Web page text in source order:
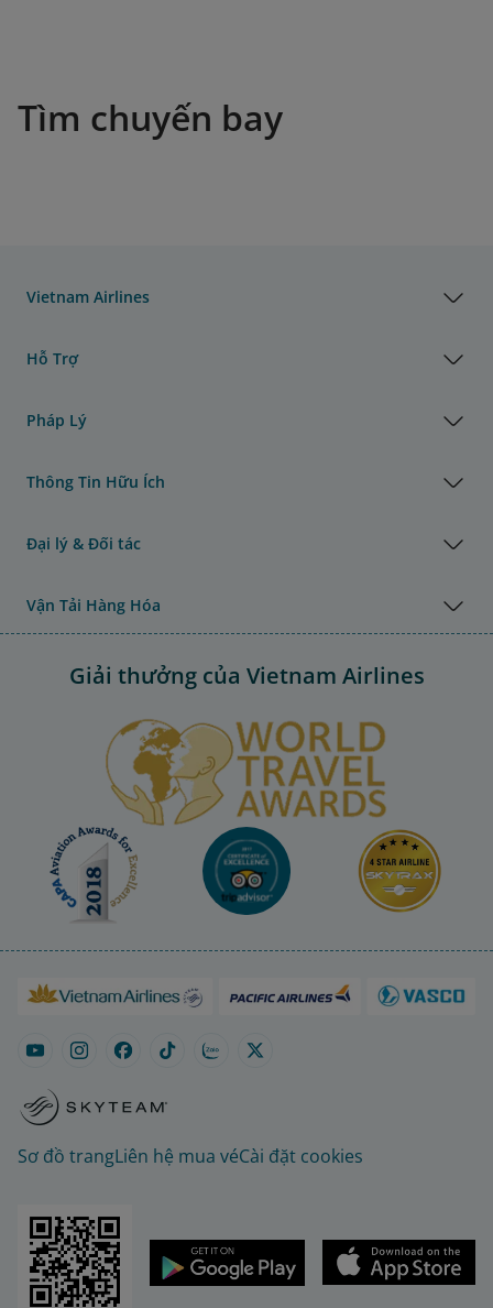
Tìm chuyến bay
Vietnam Airlines
Hỗ Trợ
Pháp Lý
Thông Tin Hữu Ích
Đại lý & Đối tác
Vận Tải Hàng Hóa
Giải thưởng của Vietnam Airlines
Sơ đồ trangLiên hệ mua véCài đặt cookies